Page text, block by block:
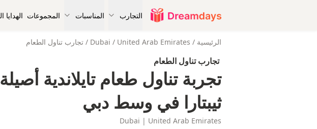
التجارب المناسبات المجموعات
الرئيسية /
United Arab Emirates
/
Dubai
/ تجارب تناول الطعام
تجارب تناول الطعام
تجربة تناول طعام تايلاندية
ثيبتارا في وسط دبي
Dubai | United Arab Emirates